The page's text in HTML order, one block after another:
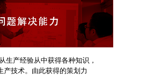
生产经验从中获得各种知识，
产技术。由此获得的策划力